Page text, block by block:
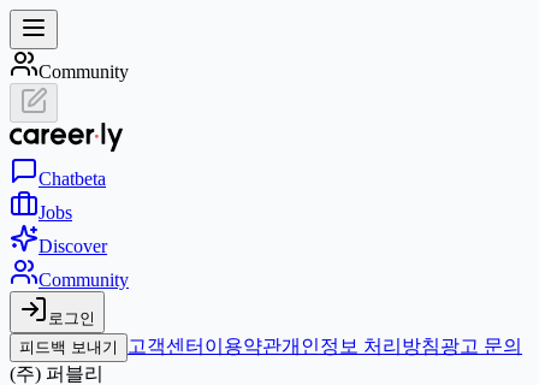
Community
Chatbeta
Jobs
Discover
Community
로그인
피드백 보내기
고객센터 이용약관개인정보 처리방침광고 문의
(주) 퍼블리